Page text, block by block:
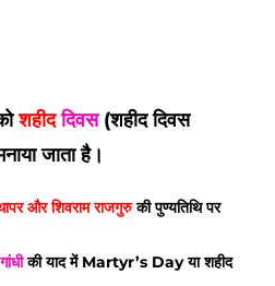
शहीददिवस (शहीद दिवस
जाताहै।
और शिवराम राजगुरुकी पुण्यतिथि पर
की याद में Martyr’s Day या शहीद